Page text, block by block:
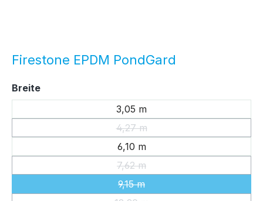
Firestone EPDM PondGard
Breiteauswählen
3,05 m
4,27 m
(Diese Option ist zurzeit nicht
6,10 m
7,62 m
(Diese Option ist zurzeit nicht
9,15 m
(Diese Option ist zurzeit nicht